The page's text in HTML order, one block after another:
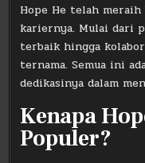
Hope He telah meraih
kariernya. Mulai dari
terbaik hingga
ternama. Semua ini
dedikasinya dalam
Kenapa
Populer?